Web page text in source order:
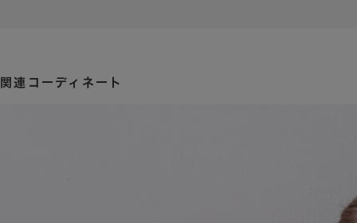
関連コーディネート